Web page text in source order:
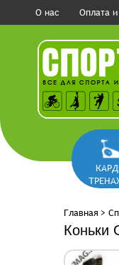
О нас Оплата
Главная >
Коньки